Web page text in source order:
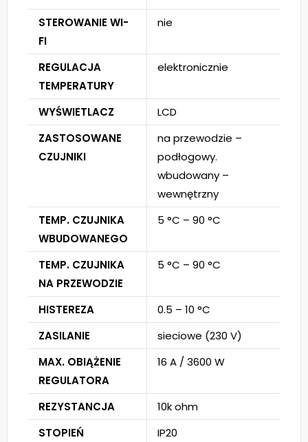
STEROWANIE WI-
FI
nie
REGULACJA
TEMPERATURY
elektronicznie
WYŚWIETLACZ
LCD
ZASTOSOWANE
CZUJNIKI
na przewodzie –
podłogowy.
wbudowany –
wewnętrzny
TEMP. CZUJNIKA
WBUDOWANEGO
5 °C – 90 °C
TEMP. CZUJNIKA
NA PRZEWODZIE
5 °C – 90 °C
HISTEREZA
0.5 – 10 °C
ZASILANIE
sieciowe (230 V)
MAX. OBIĄŻENIE
REGULATORA
16 A / 3600 W
REZYSTANCJA
10k ohm
STOPIEŃ
IP20